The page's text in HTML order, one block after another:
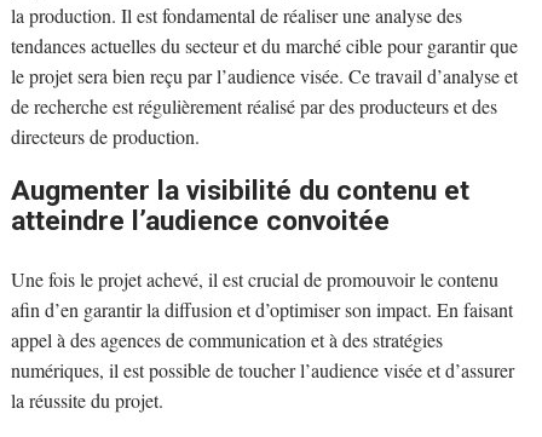
la production. Il est fondamental de réaliser une analyse des
tendances actuelles du secteur et du marché cible pour garantir que
le projet sera bien reçu par l’audience visée. Ce travail d’analyse et
de recherche est régulièrement réalisé par des producteurs et des
directeurs de production.
Augmenter la visibilité du contenu et
atteindre l’audience convoitée
Une fois le projet achevé, il est crucial de promouvoir le contenu
afin d’en garantir la diffusion et d’optimiser son impact. En faisant
appel à des agences de communication et à des stratégies
numériques, il est possible de toucher l’audience visée et d’assurer
la réussite du projet.